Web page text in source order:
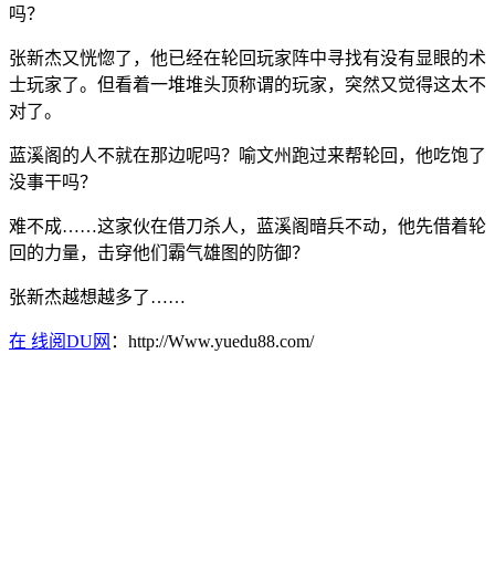
吗？
张新杰又恍惚了，他已经在轮回玩家阵中寻找有没有显眼的术
士玩家了。但看着一堆堆头顶称谓的玩家，突然又觉得这太不
对了。
蓝溪阁的人不就在那边呢吗？喻文州跑过来帮轮回，他吃饱了
没事干吗？
难不成……这家伙在借刀杀人，蓝溪阁暗兵不动，他先借着轮
回的力量，击穿他们霸气雄图的防御？
张新杰越想越多了……
在 线阅DU网 ：http://Www.yuedu88.com/